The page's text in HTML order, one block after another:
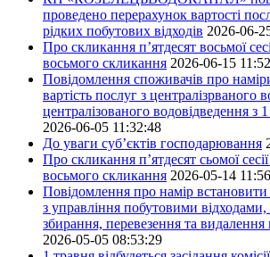
проведено перерахунок вартості
рідких побутових відходів 2026-06-
Про скликання п’ятдесят восьмої
восьмого скликання 2026-06-15
Повідомлення споживачів про
вартість послуг з централізрваного
централізованого водовідведення з
2026-06-05 11:32:48
До уваги суб’єктів господарювання
Про скликання п’ятдесят сьомої
восьмого скликання 2026-05-14
Повідомлення про намір
з управління побутовими
збирання, перевезення та видалення
2026-05-05 08:53:29